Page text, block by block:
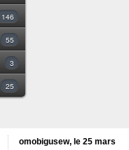
146
55
3
25
omobigusew, le 25 mars